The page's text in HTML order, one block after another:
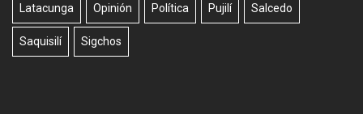
Latacunga Opinión Política Pujilí Salcedo
Saquisilí Sigchos